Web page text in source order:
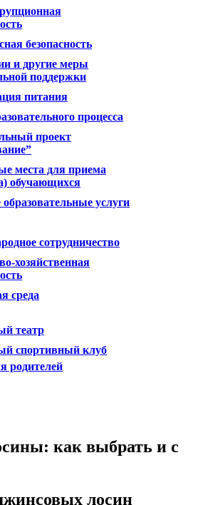
безопасность
и другие меры
поддержки
питания
процесса
проект
места для приема
обучающихся
услуги
сотрудничество
хозяйственная
среда
театр
спортивный клуб
родителей
как выбрать и с
лосин